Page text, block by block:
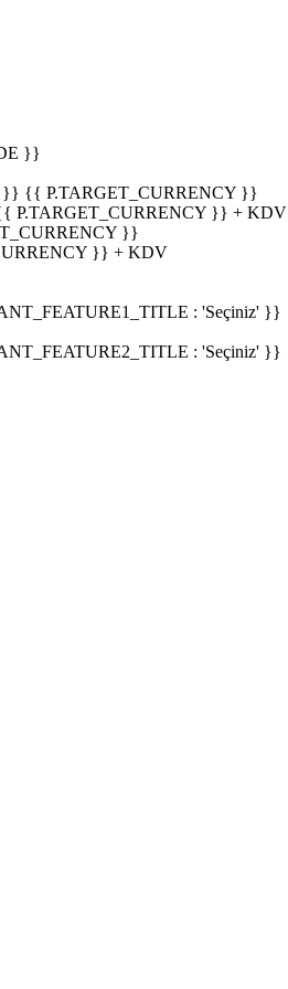
}}
}} {{ P.TARGET_CURRENCY }}
P.TARGET_CURRENCY }} + KDV
}}
}} + KDV
: 'Seçiniz' }}
: 'Seçiniz' }}